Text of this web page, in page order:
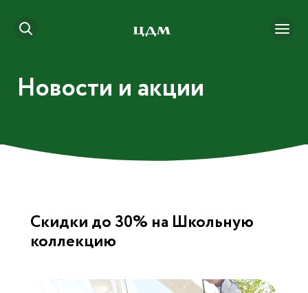
Новости и акции
Скидки до 30% на Школьную
коллекцию